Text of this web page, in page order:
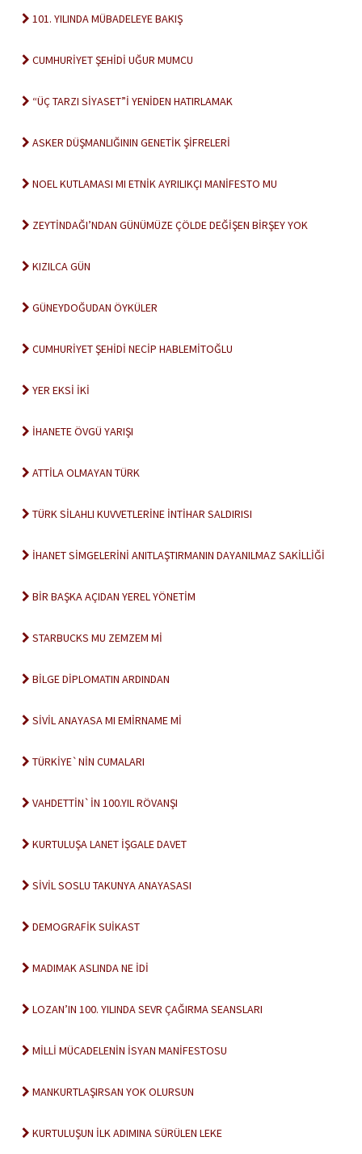
101. YILINDA MÜBADELEYE BAKIŞ
CUMHURİYET ŞEHİDİ UĞUR MUMCU
“ÜÇ TARZI SİYASET”İ YENİDEN HATIRLAMAK
ASKER DÜŞMANLIĞININ GENETİK ŞİFRELERİ
NOEL KUTLAMASI MI ETNİK AYRILIKÇI MANİFESTO MU
ZEYTİNDAĞI’NDAN GÜNÜMÜZE ÇÖLDE DEĞİŞEN BİRŞEY YOK
KIZILCA GÜN
GÜNEYDOĞUDAN ÖYKÜLER
CUMHURİYET ŞEHİDİ NECİP HABLEMİTOĞLU
YER EKSİ İKİ
İHANETE ÖVGÜ YARIŞI
ATTİLA OLMAYAN TÜRK
TÜRK SİLAHLI KUVVETLERİNE İNTİHAR SALDIRISI
İHANET SİMGELERİNİ ANITLAŞTIRMANIN DAYANILMAZ SAKİLLİĞİ
BİR BAŞKA AÇIDAN YEREL YÖNETİM
STARBUCKS MU ZEMZEM Mİ
BİLGE DİPLOMATIN ARDINDAN
SİVİL ANAYASA MI EMİRNAME Mİ
TÜRKİYE`NİN CUMALARI
VAHDETTİN`İN 100.YIL RÖVANŞI
KURTULUŞA LANET İŞGALE DAVET
SİVİL SOSLU TAKUNYA ANAYASASI
DEMOGRAFİK SUİKAST
MADIMAK ASLINDA NE İDİ
LOZAN’IN 100. YILINDA SEVR ÇAĞIRMA SEANSLARI
MİLLİ MÜCADELENİN İSYAN MANİFESTOSU
MANKURTLAŞIRSAN YOK OLURSUN
KURTULUŞUN İLK ADIMINA SÜRÜLEN LEKE